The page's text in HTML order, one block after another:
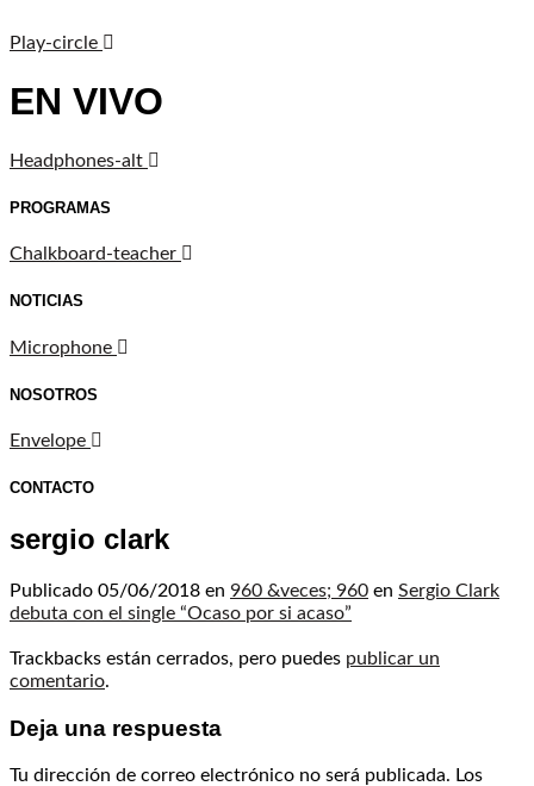
Play-circle
EN VIVO
Headphones-alt
PROGRAMAS
Chalkboard-teacher
NOTICIAS
Microphone
NOSOTROS
Envelope
CONTACTO
sergio clark
Publicado 05/06/2018 en 960 &veces; 960 en Sergio Clark
debuta con el single “Ocaso por si acaso”
Trackbacks están cerrados, pero puedes publicar un
comentario.
Deja una respuesta
Tu dirección de correo electrónico no será publicada. Los